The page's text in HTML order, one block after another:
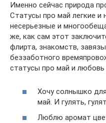
Именно сейчас природа
Статусы про май легкие и
несерьезные и
же, как сам этот
флирта, знакомств,
беззаботного
статусы про май и
Хочу солнышко
май. И гулять,
Люблю аромат